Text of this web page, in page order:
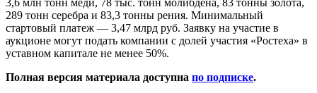
289 тонн серебра и 83,3 тонны рения. Минимальный
стартовый платеж — 3,47 млрд руб. Заявку на участие в
аукционе могут подать компании с долей участия «Ростеха» в
уставном капитале не менее 50%.
Полная версия материала доступна по подписке.